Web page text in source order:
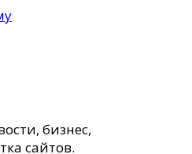
бизнес,
сайтов.